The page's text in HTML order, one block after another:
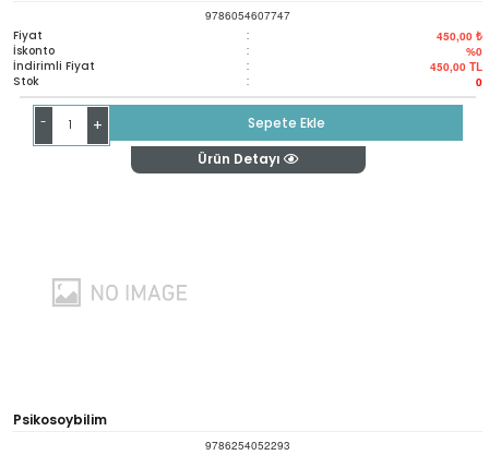
9786054607747
Fiyat : 450,00 ₺
İskonto : %0
İndirimli Fiyat : 450,00 TL
Stok : 0
- +
Sepete Ekle
Ürün Detayı
Psikosoybilim
9786254052293